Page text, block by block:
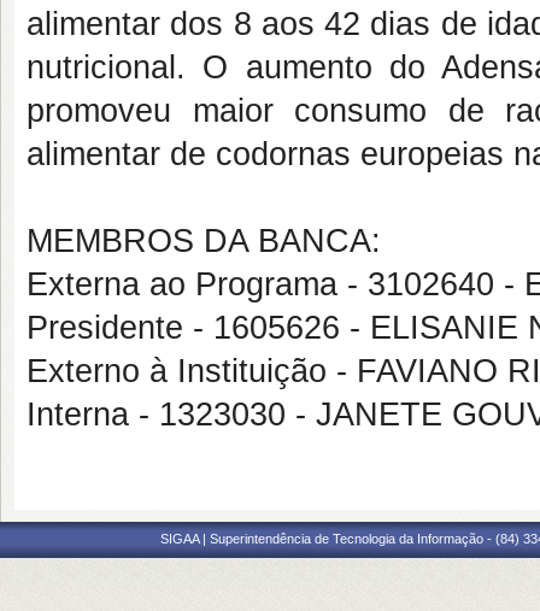
alimentar dos 8 aos 42 dias de
nutricional. O aumento do
promoveu maior consumo de
alimentar de codornas europeias
MEMBROS DA BANCA:
Externa ao Programa - 3102640 -
Presidente - 1605626 - ELISANIE
Externo à Instituição - FAVIANO
Interna - 1323030 - JANETE
SIGAA | Superintendência de Tecnologia da Informação - (84)